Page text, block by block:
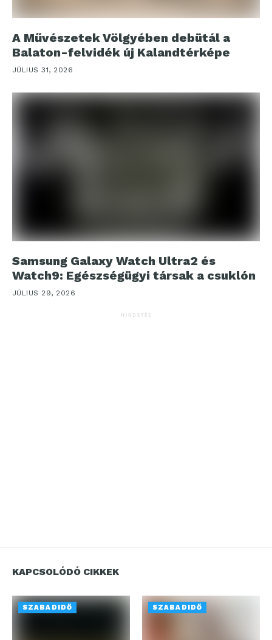
A Művészetek Völgyében debütál a
Balaton-felvidék új Kalandtérképe
JÚLIUS 31, 2026
Samsung Galaxy Watch Ultra2 és
Watch9: Egészségügyi társak a csuklón
JÚLIUS 29, 2026
HIRDETÉS
KAPCSOLÓDÓ CIKKEK
SZABADIDŐ SZABADIDŐ